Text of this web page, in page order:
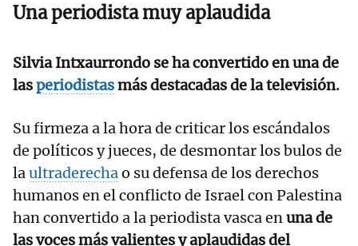
Una periodista muy aplaudida
Silvia Intxaurrondo se ha convertido en una de
lasperiodistasmás destacadas de la televisión.
Su firmeza a la hora de criticar los escándalos
de políticos y jueces, de desmontar los bulos de
laultraderechao su defensa de los derechos
humanos en el conflicto de Israel con Palestina
han convertido a la periodista vasca enuna de
las voces más valientes y aplaudidas del